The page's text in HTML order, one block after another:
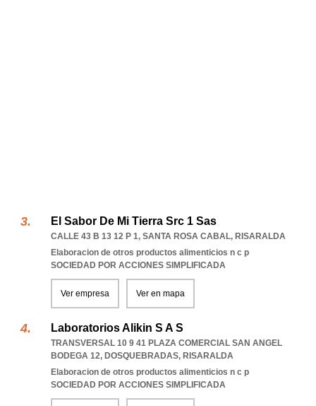
El Sabor De Mi Tierra Src 1 Sas
CALLE 43 B 13 12 P 1, SANTA ROSA CABAL, RISARALDA
Elaboracion de otros productos alimenticios n c p
SOCIEDAD POR ACCIONES SIMPLIFICADA
Ver empresa Ver en mapa
Laboratorios Alikin S A S
TRANSVERSAL 10 9 41 PLAZA COMERCIAL SAN ANGEL
BODEGA 12, DOSQUEBRADAS, RISARALDA
Elaboracion de otros productos alimenticios n c p
SOCIEDAD POR ACCIONES SIMPLIFICADA